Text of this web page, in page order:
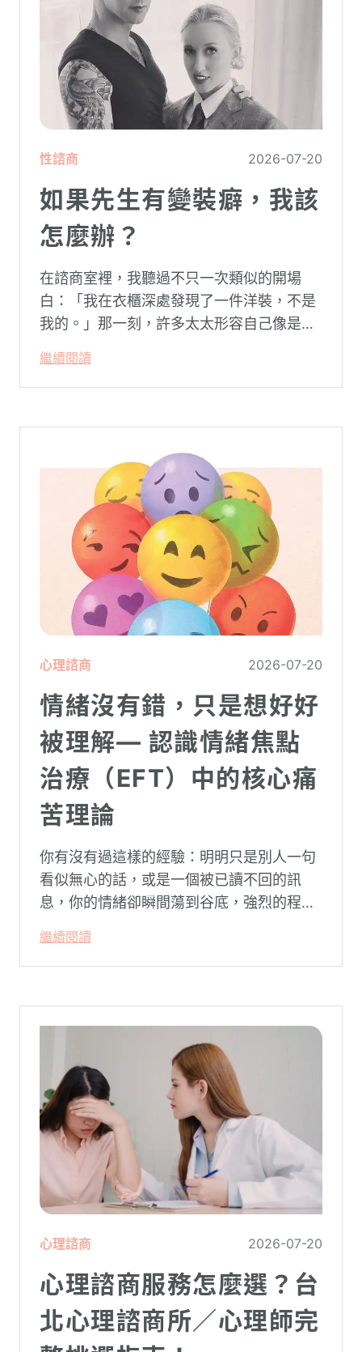
性諮商 2026-07-20
如果先生有變裝癖，我該
怎麼辦？
在諮商室裡，我聽過不只一次類似的開場
白：「我在衣櫃深處發現了一件洋裝，不是
我的。」那一刻，許多太太形容自己像是踩
陌生。
繼續閱讀
心理諮商 2026-07-20
情緒沒有錯，只是想好好
被理解— 認識情緒焦點
治療（EFT）中的核心痛
苦理論
你有沒有過這樣的經驗：明明只是別人一句
看似無心的話，或是一個被已讀不回的訊
息，你的情緒卻瞬間蕩到谷底，強烈的程度
怪：「事情真的有這麼嚴重嗎？」
繼續閱讀
心理諮商 2026-07-20
心理諮商服務怎麼選？台
北心理諮商所／心理師完